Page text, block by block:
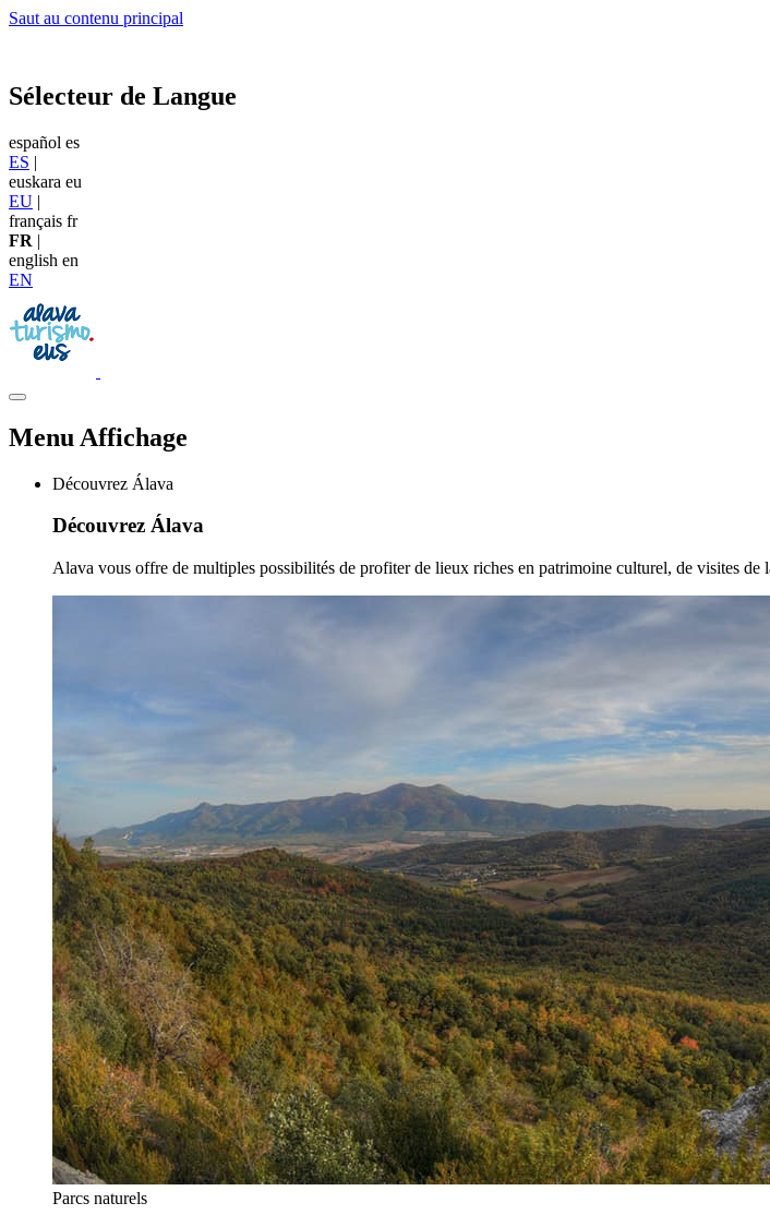
Saut au contenu principal
Sélecteur de Langue
español es
ES |
euskara eu
EU |
français fr
FR |
english en
EN
Menu Affichage
Découvrez Álava
Découvrez Álava
Alava vous offre de multiples possibilités de profiter de lieux riches en patrimoine culturel, de visites de
Parcs naturels